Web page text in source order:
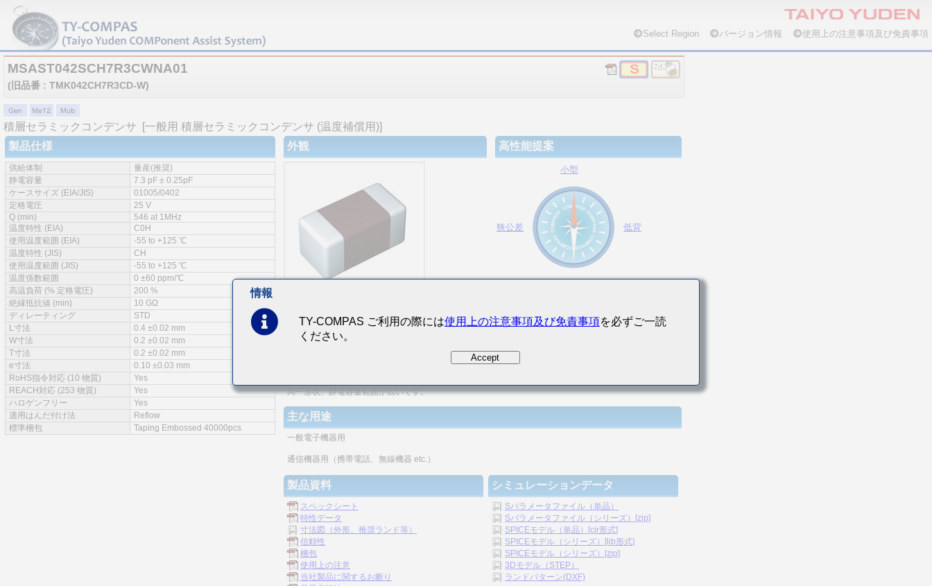
Select Region バージョン情報 使用上の注意事項及び免責事項
MSAST042SCH7R3CWNA01
(旧品番 : TMK042CH7R3CD-W)
積層セラミックコンデンサ
[一般用 積層セラミックコンデンサ (温度補償用)]
製品仕様
供給体制
量産(推奨)
静電容量
7.3 pF ± 0.25pF
ケースサイズ (EIA/JIS)
01005/0402
定格電圧
25 V
Q (min)
546 at 1MHz
温度特性 (EIA)
C0H
使用温度範囲 (EIA)
-55 to +125 ℃
温度特性 (JIS)
CH
使用温度範囲 (JIS)
-55 to +125 ℃
温度係数範囲
0 ±60 ppm/℃
高温負荷 (% 定格電圧)
200 %
絶縁抵抗値 (min)
10 GΩ
ディレーティング
STD
L寸法
0.4 ±0.02 mm
W寸法
0.2 ±0.02 mm
T寸法
0.2 ±0.02 mm
e寸法
0.10 ±0.03 mm
RoHS指令対応 (10 物質)
Yes
REACH対応 (253 物質)
Yes
ハロゲンフリー
Yes
適用はんだ付け法
Reflow
標準梱包
Taping Embossed 40000pcs
外観 高性能提案
小型
狭公差 低背
特徴
同一形状、静電容量範囲が広いです。
主な用途
一般電子機器用
通信機器用（携帯電話、無線機器 etc.）
製品資料
スペックシート
特性データ
寸法図（外形、推奨ランド等）
信頼性
梱包
使用上の注意
当社製品に関するお断り
シミュレーションデータ
Sパラメータファイル（単品）
Sパラメータファイル（シリーズ）[zip]
SPICEモデル（単品）[cir形式]
SPICEモデル（シリーズ）[lib形式]
SPICEモデル（シリーズ）[zip]
3Dモデル（STEP）
ランドパターン(DXF)
情報
TY-COMPAS ご利用の際には使用上の注意事項及び免責事項を必ずご一読
ください。
Accept